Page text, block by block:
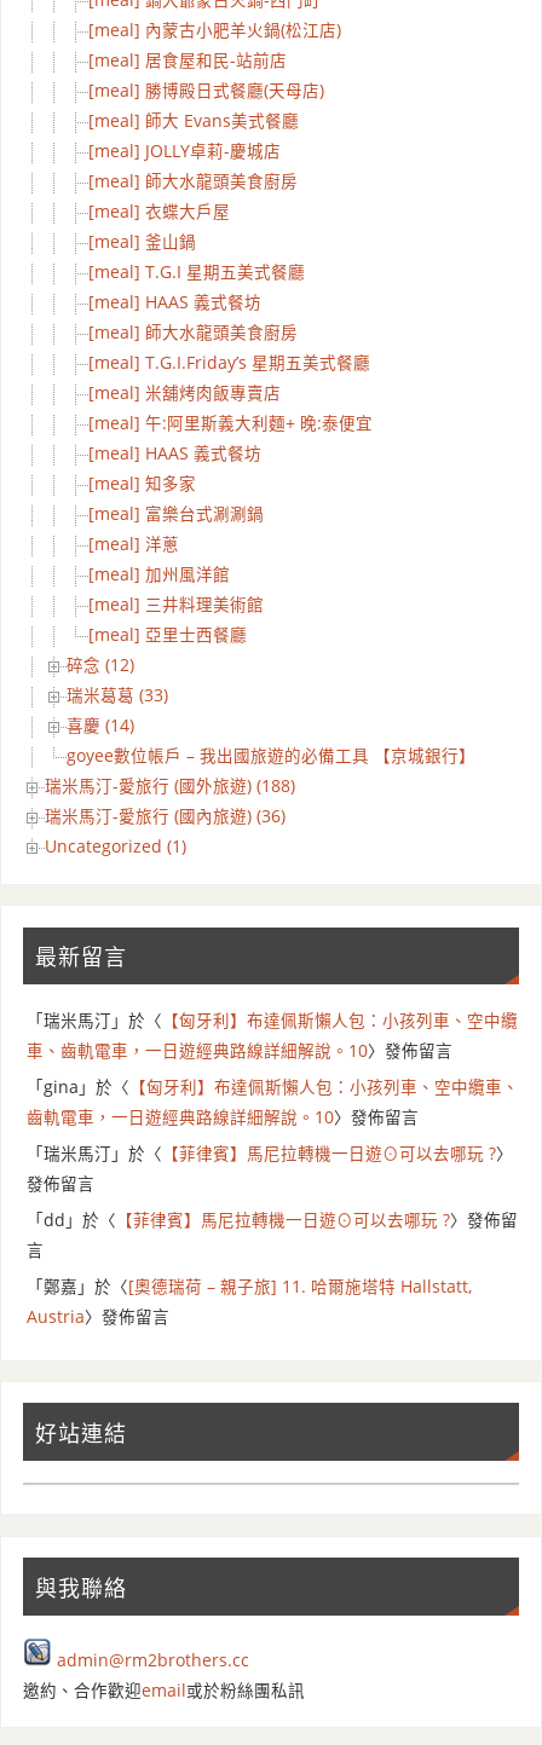
[meal] 內蒙古小肥羊火鍋(松江店)
[meal] 居食屋和民-站前店
[meal] 勝博殿日式餐廳(天母店)
[meal] 師大 Evans美式餐廳
[meal] JOLLY卓莉-慶城店
[meal] 師大水龍頭美食廚房
[meal] 衣蝶大戶屋
[meal] 釜山鍋
[meal] T.G.I 星期五美式餐廳
[meal] HAAS 義式餐坊
[meal] 師大水龍頭美食廚房
[meal] T.G.I.Friday’s 星期五美式餐廳
[meal] 米舖烤肉飯專賣店
[meal] 午:阿里斯義大利麵+ 晚:泰便宜
[meal] HAAS 義式餐坊
[meal] 知多家
[meal] 富樂台式涮涮鍋
[meal] 洋蔥
[meal] 加州風洋館
[meal] 三井料理美術館
[meal] 亞里士西餐廳
碎念 (12)
瑞米葛葛 (33)
喜慶 (14)
goyee數位帳戶 – 我出國旅遊的必備工具 【京城銀行】
瑞米馬汀-愛旅行 (國外旅遊) (188)
瑞米馬汀-愛旅行 (國內旅遊) (36)
Uncategorized (1)
最新留言
「瑞米馬汀 」於〈 【匈牙利】布達佩斯懶人包：小孩列車、空中纜
車、齒軌電車，一日遊經典路線詳細解說。10〉發佈留言
「gina 」於〈 【匈牙利】布達佩斯懶人包：小孩列車、空中纜車、
齒軌電車，一日遊經典路線詳細解說。10〉發佈留言
「瑞米馬汀 」於〈 【菲律賓】馬尼拉轉機一日遊⊙可以去哪玩 ?〉
發佈留言
「dd 」於〈 【菲律賓】馬尼拉轉機一日遊⊙可以去哪玩 ?〉發佈留
言
「鄭嘉 」於〈[奧德瑞荷 – 親子旅] 11. 哈爾施塔特 Hallstatt,
Austria〉發佈留言
好站連結
與我聯絡
admin@rm2brothers.cc
邀約、合作歡迎email或於粉絲團私訊